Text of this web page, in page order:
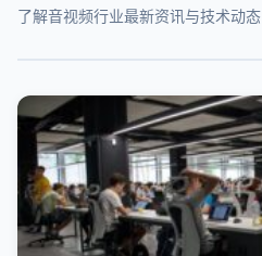
了解音视频行业最新资讯与技术动态